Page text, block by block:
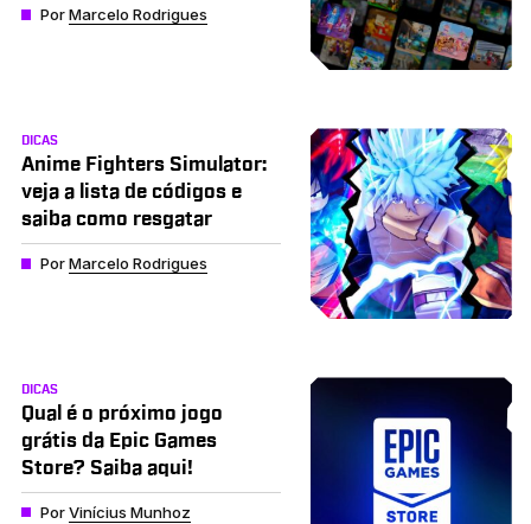
PorMarcelo Rodrigues
DICAS
Anime Fighters Simulator:
veja a lista de códigos e
saiba como resgatar
PorMarcelo Rodrigues
DICAS
Qual é o próximo jogo
grátis da Epic Games
Store? Saiba aqui!
PorVinícius Munhoz